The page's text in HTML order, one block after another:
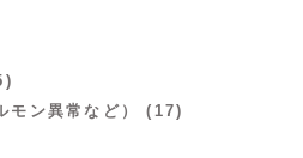
モン異常など） (17)